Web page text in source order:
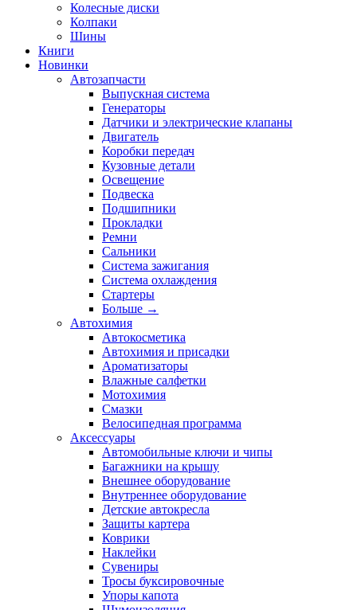
Колесные диски
Колпаки
Шины
Книги
Новинки
Автозапчасти
Выпускная система
Генераторы
Датчики и электрические клапаны
Двигатель
Коробки передач
Кузовные детали
Освещение
Подвеска
Подшипники
Прокладки
Ремни
Сальники
Система зажигания
Система охлаждения
Стартеры
Больше →
Автохимия
Автокосметика
Автохимия и присадки
Ароматизаторы
Влажные салфетки
Мотохимия
Смазки
Велосипедная программа
Аксессуары
Автомобильные ключи и чипы
Багажники на крышу
Внешнее оборудование
Внутреннее оборудование
Детские автокресла
Защиты картера
Коврики
Наклейки
Сувениры
Тросы буксировочные
Упоры капота